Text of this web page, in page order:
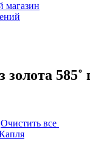
золота
Очистить все